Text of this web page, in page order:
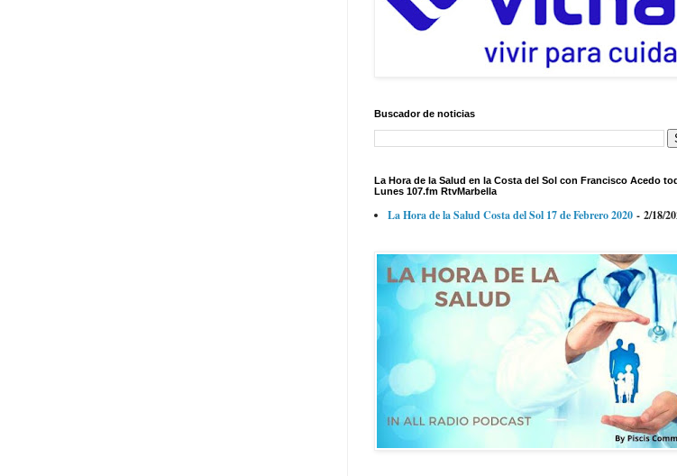
Buscador de noticias
La Hora de la Salud en la Costa del Sol con Francisco Acedo
Lunes 107.fm RtvMarbella
La Hora de la Salud Costa del Sol 17 de Febrero 2020 - 2/18/